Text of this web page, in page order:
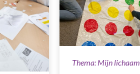
Thema: Mijn lichaam